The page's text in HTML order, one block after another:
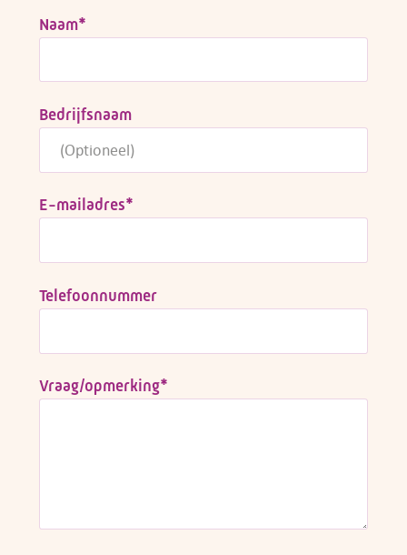
Naam*
Bedrijfsnaam
E-mailadres*
Telefoonnummer
Vraag/opmerking*